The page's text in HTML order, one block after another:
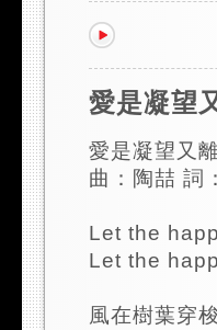
愛是凝望
愛是凝望又
曲：陶喆 詞
Let the
Let the
風在樹葉穿